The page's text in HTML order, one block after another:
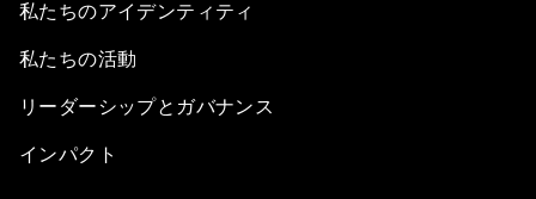
私たちのアイデンティティ
私たちの活動
リーダーシップとガバナンス
インパクト